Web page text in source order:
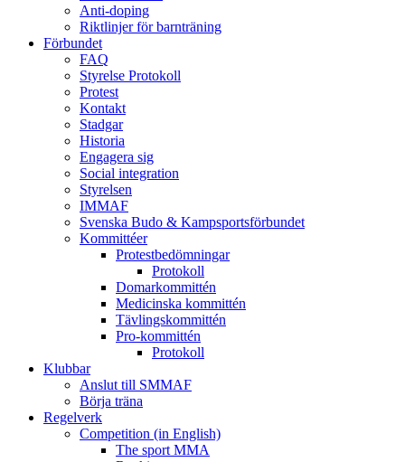
Anti-doping
Riktlinjer för barnträning
Förbundet
FAQ
Styrelse Protokoll
Protest
Kontakt
Stadgar
Historia
Engagera sig
Social integration
Styrelsen
IMMAF
Svenska Budo & Kampsportsförbundet
Kommittéer
Protestbedömningar
Protokoll
Domarkommittén
Medicinska kommittén
Tävlingskommittén
Pro-kommittén
Protokoll
Klubbar
Anslut till SMMAF
Börja träna
Regelverk
Competition (in English)
The sport MMA